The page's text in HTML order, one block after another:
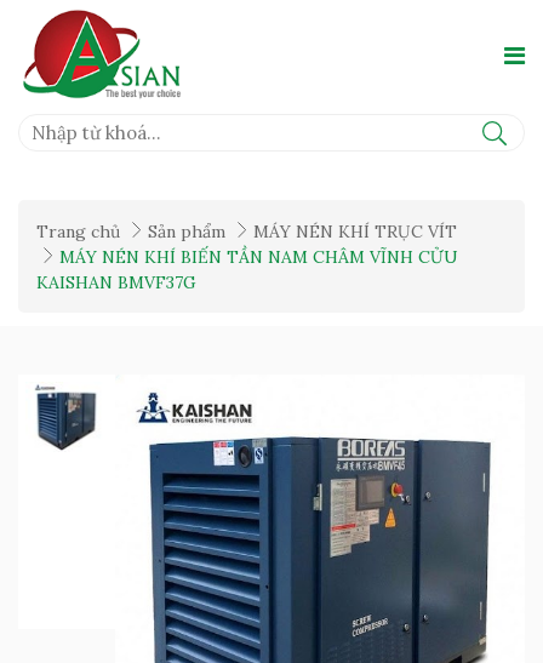
Trang chủ Sản phẩm
MÁY NÉN KHÍ TRỤC VÍT
MÁY NÉN KHÍ BIẾN TẦN NAM CHÂM VĨNH CỬU
KAISHAN BMVF37G